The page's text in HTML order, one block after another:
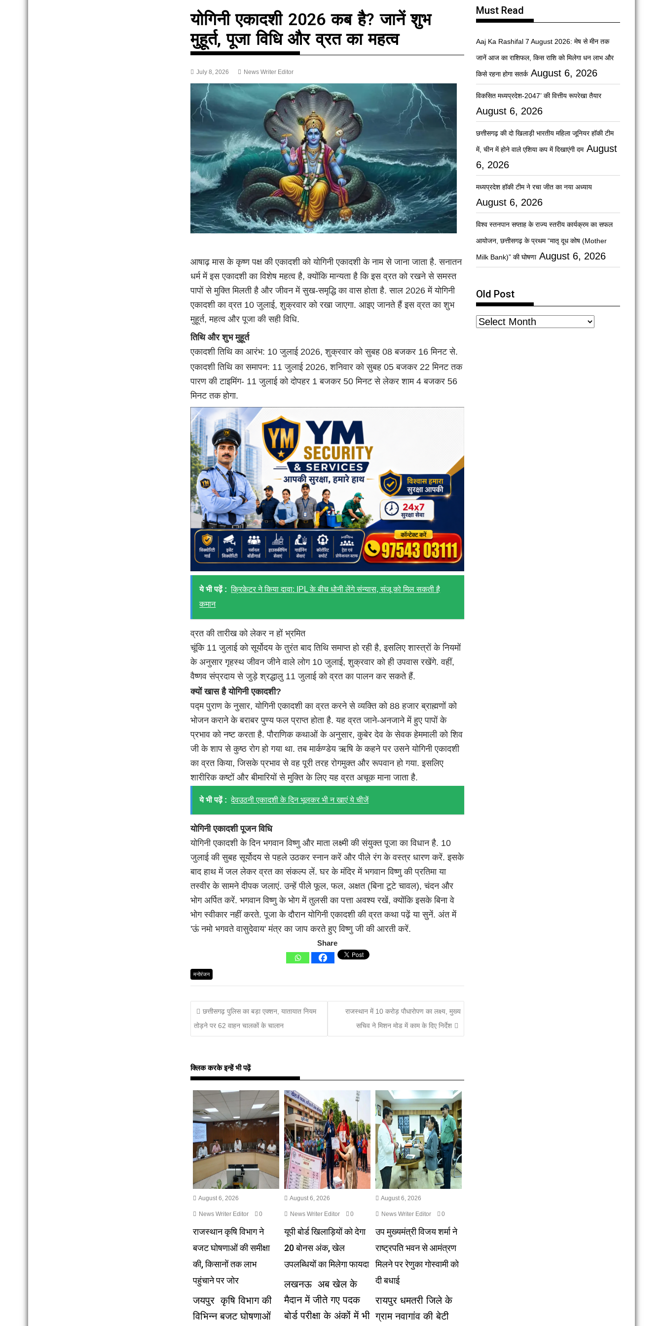
योगिनी एकादशी 2026 कब है? जानें शुभ
मुहूर्त, पूजा विधि और व्रत का महत्व
July 8, 2026 News Writer Editor
आषाढ़ मास के कृष्ण पक्ष की एकादशी को योगिनी एकादशी के नाम से जाना जाता है. सनातन
धर्म में इस एकादशी का विशेष महत्व है, क्योंकि मान्यता है कि इस व्रत को रखने से समस्त
पापों से मुक्ति मिलती है और जीवन में सुख-समृद्धि का वास होता है. साल 2026 में योगिनी
एकादशी का व्रत 10 जुलाई, शुक्रवार को रखा जाएगा. आइए जानते हैं इस व्रत का शुभ
मुहूर्त, महत्व और पूजा की सही विधि.
तिथि और शुभ मुहूर्त
एकादशी तिथि का आरंभ: 10 जुलाई 2026, शुक्रवार को सुबह 08 बजकर 16 मिनट से.
एकादशी तिथि का समापन: 11 जुलाई 2026, शनिवार को सुबह 05 बजकर 22 मिनट तक
पारण की टाइमिंग- 11 जुलाई को दोपहर 1 बजकर 50 मिनट से लेकर शाम 4 बजकर 56
मिनट तक होगा.
ये भी पढ़ें : क्रिकेटर ने किया दावा: IPL के बीच धोनी लेंगे संन्यास, संजू को मिल सकती है
कमान
व्रत की तारीख को लेकर न हों भ्रमित
चूंकि 11 जुलाई को सूर्योदय के तुरंत बाद तिथि समाप्त हो रही है, इसलिए शास्त्रों के नियमों
के अनुसार गृहस्थ जीवन जीने वाले लोग 10 जुलाई, शुक्रवार को ही उपवास रखेंगे. वहीं,
वैष्णव संप्रदाय से जुड़े श्रद्धालु 11 जुलाई को व्रत का पालन कर सकते हैं.
क्यों खास है योगिनी एकादशी?
पद्म पुराण के नुसार, योगिनी एकादशी का व्रत करने से व्यक्ति को 88 हजार ब्राह्मणों को
भोजन कराने के बराबर पुण्य फल प्राप्त होता है. यह व्रत जाने-अनजाने में हुए पापों के
प्रभाव को नष्ट करता है. पौराणिक कथाओं के अनुसार, कुबेर देव के सेवक हेममाली को शिव
जी के शाप से कुष्ठ रोग हो गया था. तब मार्कण्डेय ऋषि के कहने पर उसने योगिनी एकादशी
का व्रत किया, जिसके प्रभाव से वह पूरी तरह रोगमुक्त और रूपवान हो गया. इसलिए
शारीरिक कष्टों और बीमारियों से मुक्ति के लिए यह व्रत अचूक माना जाता है.
ये भी पढ़ें : देवउठनी एकादशी के दिन भूलकर भी न खाएं ये चीजें
योगिनी एकादशी पूजन विधि
योगिनी एकादशी के दिन भगवान विष्णु और माता लक्ष्मी की संयुक्त पूजा का विधान है. 10
जुलाई की सुबह सूर्योदय से पहले उठकर स्नान करें और पीले रंग के वस्त्र धारण करें. इसके
बाद हाथ में जल लेकर व्रत का संकल्प लें. घर के मंदिर में भगवान विष्णु की प्रतिमा या
तस्वीर के सामने दीपक जलाएं. उन्हें पीले फूल, फल, अक्षत (बिना टूटे चावल), चंदन और
भोग अर्पित करें. भगवान विष्णु के भोग में तुलसी का पत्ता अवश्य रखें, क्योंकि इसके बिना वे
भोग स्वीकार नहीं करते. पूजा के दौरान योगिनी एकादशी की व्रत कथा पढ़ें या सुनें. अंत में
'ऊं नमो भगवते वासुदेवाय' मंत्र का जाप करते हुए विष्णु जी की आरती करें.
Share
मनोरंजन
छत्तीसगढ़ पुलिस का बड़ा एक्शन, यातायात नियम
तोड़ने पर 62 वाहन चालकों के चालान
राजस्थान में 10 करोड़ पौधारोपण का लक्ष्य, मुख्य
सचिव ने मिशन मोड में काम के दिए निर्देश
क्लिक करके इन्हें भी पढ़ें
August 6, 2026
News Writer Editor 0
राजस्थान कृषि विभाग ने
बजट घोषणाओं की समीक्षा
की, किसानों तक लाभ
पहुंचाने पर जोर
जयपुर कृषि विभाग की
विभिन्न बजट घोषणाओं
August 6, 2026
News Writer Editor 0
यूपी बोर्ड खिलाड़ियों को देगा
20 बोनस अंक, खेल
उपलब्धियों का मिलेगा फायदा
लखनऊ अब खेल के
मैदान में जीते गए पदक
बोर्ड परीक्षा के अंकों में भी
August 6, 2026
News Writer Editor 0
उप मुख्यमंत्री विजय शर्मा ने
राष्ट्रपति भवन से आमंत्रण
मिलने पर रेणुका गोस्वामी को
दी बधाई
रायपुर धमतरी जिले के
ग्राम नवागांव की बेटी
Must Read
Aaj Ka Rashifal 7 August 2026: मेष से मीन तक
जानें आज का राशिफल, किस राशि को मिलेगा धन लाभ और
किसे रहना होगा सतर्क August 6, 2026
विकसित मध्यप्रदेश-2047’ की वित्तीय रूपरेखा तैयार
August 6, 2026
छत्तीसगढ़ की दो खिलाड़ी भारतीय महिला जूनियर हॉकी टीम
में, चीन में होने वाले एशिया कप में दिखाएंगी दम August
6, 2026
मध्यप्रदेश हॉकी टीम ने रचा जीत का नया अध्याय
August 6, 2026
विश्व स्तनपान सप्ताह के राज्य स्तरीय कार्यक्रम का सफल
आयोजन, छत्तीसगढ़ के प्रथम “मातृ दूध कोष (Mother
Milk Bank)” की घोषणा August 6, 2026
Old Post